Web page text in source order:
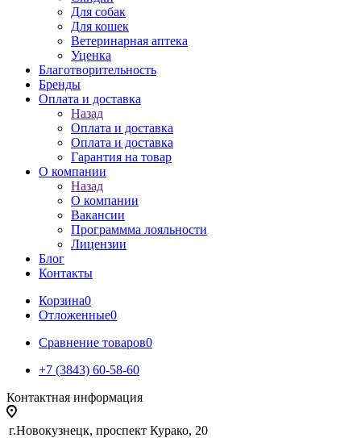
Для собак
Для кошек
Ветеринарная аптека
Уценка
Благотворительность
Бренды
Оплата и доставка
Назад
Оплата и доставка
Оплата и доставка
Гарантия на товар
О компании
Назад
О компании
Вакансии
Программма лояльности
Лицензии
Блог
Контакты
Корзина0
Отложенные0
Сравнение товаров0
+7 (3843) 60-58-60
Контактная информация
г.Новокузнецк, проспект Курако, 20